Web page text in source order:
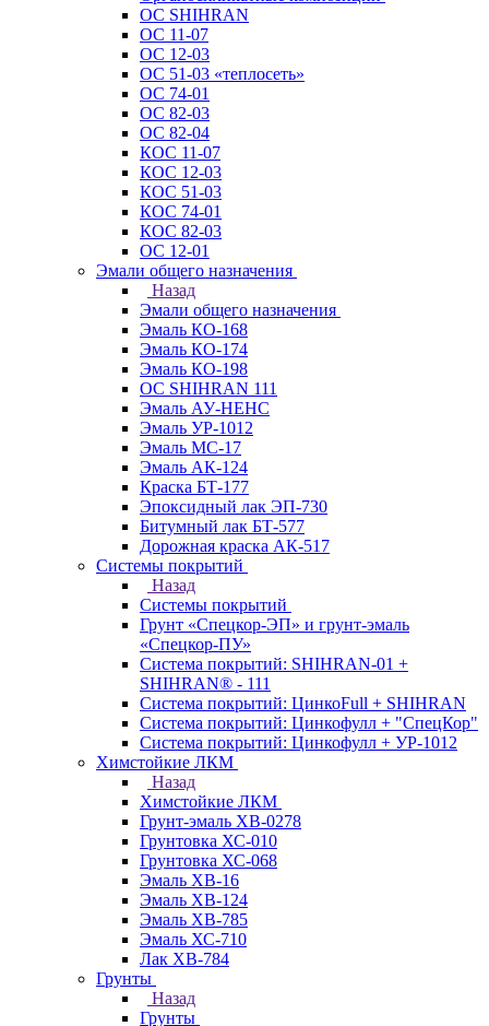
ОС SHIHRAN
ОС 11-07
ОС 12-03
ОС 51-03 «теплосеть»
ОС 74-01
ОС 82-03
ОС 82-04
КОС 11-07
КОС 12-03
КОС 51-03
КОС 74-01
КОС 82-03
ОС 12-01
Эмали общего назначения
Назад
Эмали общего назначения
Эмаль КО-168
Эмаль КО-174
Эмаль КО-198
ОС SHIHRAN 111
Эмаль АУ-НЕНС
Эмаль УР-1012
Эмаль МС-17
Эмаль АК-124
Краска БТ-177
Эпоксидный лак ЭП-730
Битумный лак БТ-577
Дорожная краска АК-517
Системы покрытий
Назад
Системы покрытий
Грунт «Спецкор-ЭП» и грунт-эмаль
«Спецкор-ПУ»
Система покрытий: SHIHRAN-01 +
SHIHRAN® - 111
Система покрытий: ЦинкоFull + SHIHRAN
Система покрытий: Цинкофулл + "СпецКор"
Система покрытий: Цинкофулл + УР-1012
Химстойкие ЛКМ
Назад
Химстойкие ЛКМ
Грунт-эмаль ХВ-0278
Грунтовка ХС-010
Грунтовка ХС-068
Эмаль ХВ-16
Эмаль ХВ-124
Эмаль ХВ-785
Эмаль ХС-710
Лак ХВ-784
Грунты
Назад
Грунты